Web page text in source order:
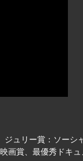
ュリー賞：ソーシ
賞、最優秀ドキュ